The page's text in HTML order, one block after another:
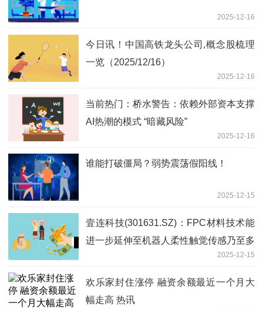
2025-12-16
今日讯！中国高铁龙头公司,概念股梳理
一览（2025/12/16）
2025-12-16
当前热门：桥水警告：依赖外部资本支撑
AI热潮的模式 “暗藏风险”
2025-12-16
谁能打破僵局？弱势震荡假阳线！
2025-12-15
壹连科技(301631.SZ)：FPC材料技术能
进一步延伸至机器人柔性触觉传感乃至多
2025-12-15
欢乐家封住涨停 融资余额最近一个月大
幅走高 热讯